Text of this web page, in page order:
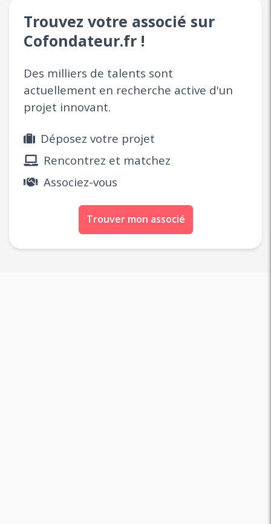
Trouvez votre associé sur
Cofondateur.fr !
Des milliers de talents sont
actuellement en recherche active d'un
projet innovant.
Déposez votre projet
Rencontrez et matchez
Associez-vous
Trouver mon associé